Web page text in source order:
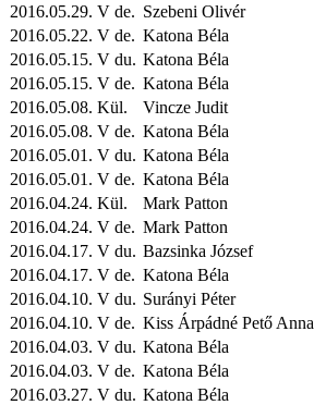
2016.05.29. V de. Szebeni Olivér
2016.05.22. V de. Katona Béla
2016.05.15. V du. Katona Béla
2016.05.15. V de. Katona Béla
2016.05.08. Kül. Vincze Judit
2016.05.08. V de. Katona Béla
2016.05.01. V du. Katona Béla
2016.05.01. V de. Katona Béla
2016.04.24. Kül. Mark Patton
2016.04.24. V de. Mark Patton
2016.04.17. V du. Bazsinka József
2016.04.17. V de. Katona Béla
2016.04.10. V du. Surányi Péter
2016.04.10. V de. Kiss Árpádné Pető Anna
2016.04.03. V du. Katona Béla
2016.04.03. V de. Katona Béla
2016.03.27. V du. Katona Béla